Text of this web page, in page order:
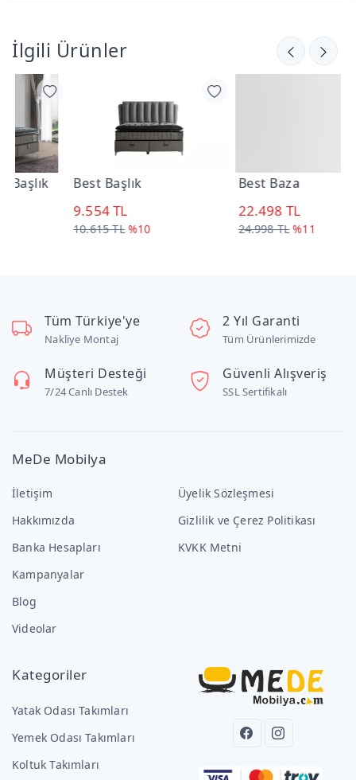
İlgili Ürünler
Best Başlık
%10
Best Baza
22.498 TL
%11
Tüm Türkiye'ye
Nakliye Montaj
2 Yıl Garanti
Tüm Ürünlerimizde
Müşteri Desteği
7/24 Canlı Destek
Güvenli Alışveriş
SSL Sertifikalı
MeDe Mobilya
İletişim
Hakkımızda
Banka Hesapları
Kampanyalar
Blog
Videolar
Üyelik Sözleşmesi
Gizlilik ve Çerez Politikası
KVKK Metni
Kategoriler
Yatak Odası Takımları
Yemek Odası Takımları
Koltuk Takımları